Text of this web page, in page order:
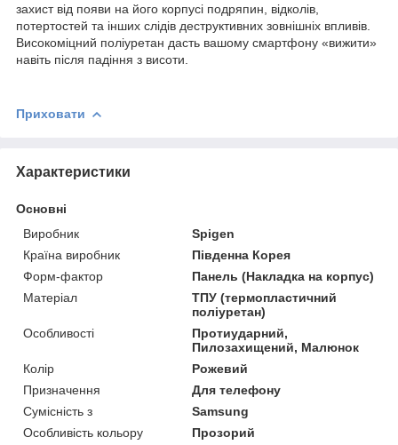
захист від появи на його корпусі подряпин, відколів,
потертостей та інших слідів деструктивних зовнішніх впливів.
Високоміцний поліуретан дасть вашому смартфону «вижити»
навіть після падіння з висоти.
Приховати
Характеристики
Основні
Виробник
Spigen
Країна виробник
Південна Корея
Форм-фактор
Панель (Накладка на корпус)
Матеріал
ТПУ (термопластичний
поліуретан)
Особливості
Протиударний,
Пилозахищений, Малюнок
Колір
Рожевий
Призначення
Для телефону
Сумісність з
Samsung
Особливість кольору
Прозорий